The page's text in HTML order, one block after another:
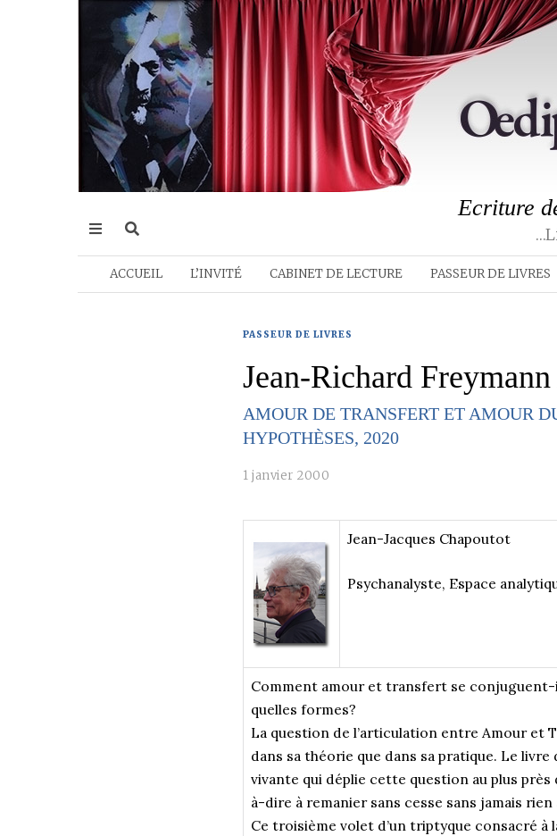
Ecriture
ACCUEIL L’INVITÉ CABINET DE LECTURE PASSEUR DE LIVRES
PASSEUR DE LIVRES
Jean-Richard
AMOUR DE TRANSFERT ET AMOUR
HYPOTHÈSES, 2020
1 janvier 2000
Jean-Jacques Chapoutot
Psychanalyste, Espace
Comment amour et transfert se
quelles formes?
La question de l’articulation entre Amour et
dans sa théorie que dans sa pratique. Le
vivante qui déplie cette question au plus près
à-dire à remanier sans cesse sans jamais
Ce troisième volet d’un triptyque consacré à